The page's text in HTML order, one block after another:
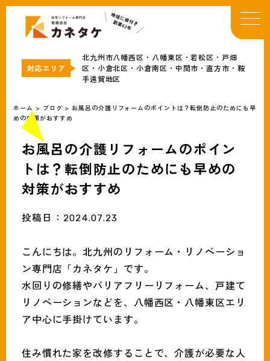
TOP
イベント・お知らせ
カネタケについて
補助金情報
リフォームメニュー
ブログ
会社概要
tel.093-691-1319
営業時間:月〜土（9時〜18時）
北九州市八幡西区・八幡東区・若松区・戸畑
区・小倉北区・小倉南区・中間市・直方市・鞍
手遠賀地区
ホーム > ブログ>お風呂の介護リフォームのポイントは？転倒防止のためにも早
めの対策がおすすめ
お風呂の介護リフォームのポイン
トは？転倒防止のためにも早めの
対策がおすすめ
投稿日： 2024.07.23
こんにちは。北九州のリフォーム・リノベーショ
ン専門店「カネタケ」です。
水回りの修繕やバリアフリーリフォーム、戸建て
リノベーションなどを、八幡西区・八幡東区エリ
ア中心に手掛けています。
住み慣れた家を改修することで、介護が必要な人